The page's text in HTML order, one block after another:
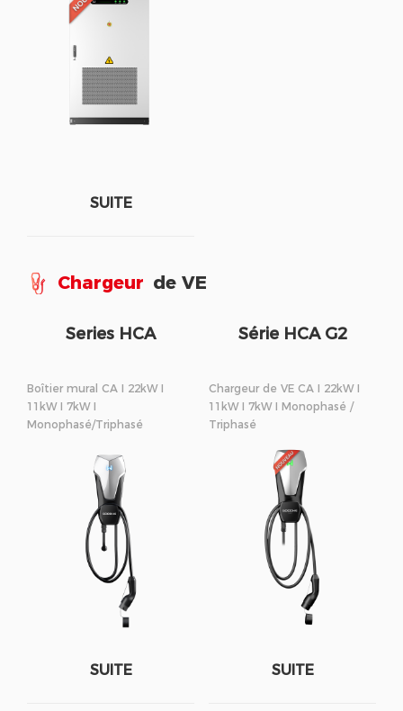
SUITE
Chargeur de VE
Series HCA
Boîtier mural CA I 22kW I
11kW I 7kW I
Monophasé/Triphasé
SUITE
Série HCA G2
Chargeur de VE CA I 22kW I
11kW I 7kW I Monophasé /
Triphasé
SUITE